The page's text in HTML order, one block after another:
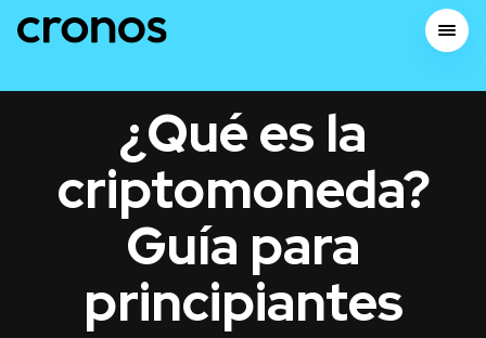
¿Qué es la
criptomoneda?
Guía para
principiantes